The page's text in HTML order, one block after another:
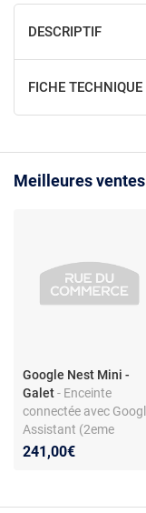
DESCRIPTIF
FICHE TECHNIQUE
Meilleures ventes
Google Nest Mini -
Galet- Enceinte
connectée avec
Assistant (2eme
génération) - Bluetooth
241,00€